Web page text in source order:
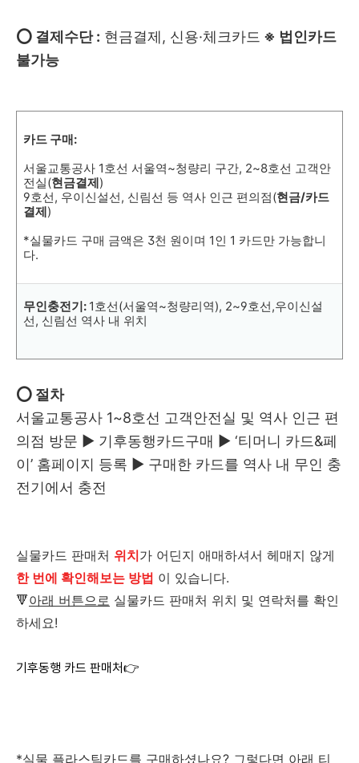
⭕ 결제수단 : 현금결제, 신용·체크카드 ※ 법인카드
불가능
카드 구매:
서울교통공사 1호선 서울역~청량리 구간, 2~8호선 고객안
전실(현금결제)
9호선, 우이신설선, 신림선 등 역사 인근 편의점(현금/카드
결제)
*실물카드 구매 금액은 3천 원이며 1인 1 카드만 가능합니
다.
무인충전기: 1호선(서울역~청량리역), 2~9호선,우이신설
선, 신림선 역사 내 위치
⭕ 절차
서울교통공사 1~8호선 고객안전실 및 역사 인근 편
의점 방문 ▶ 기후동행카드구매 ▶ ‘티머니 카드&페
이’ 홈페이지 등록 ▶ 구매한 카드를 역사 내 무인 충
전기에서 충전
실물카드 판매처 위치가 어딘지 애매하셔서 헤매지 않게
한 번에 확인해보는 방법 이 있습니다.
🔻아래 버튼으로 실물카드 판매처 위치 및 연락처를 확인
하세요!
기후동행 카드 판매처👉
*실물 플라스틱카드를 구매하셨나요? 그렇다면 아래 티